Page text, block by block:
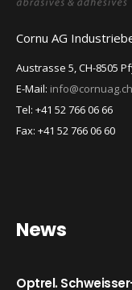
Cornu AG
Austrasse 5, CH-8505
E-Mail: info@cornuag.ch
Tel: +41 52 766 06 66
Fax: +41 52 766 06 60
News
Optrel.